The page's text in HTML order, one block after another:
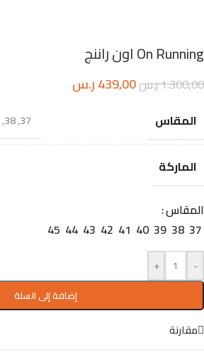
On Running اون راننج
1.300,00ر.س439,00ر.س
المقاس 37
,
38
,
الماركة
المقاس
37
38
39
40
41
42
43
44
45
-
+
إضافة إلى السلة
مقارنة